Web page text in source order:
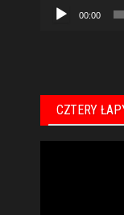
00:00
CZTERY